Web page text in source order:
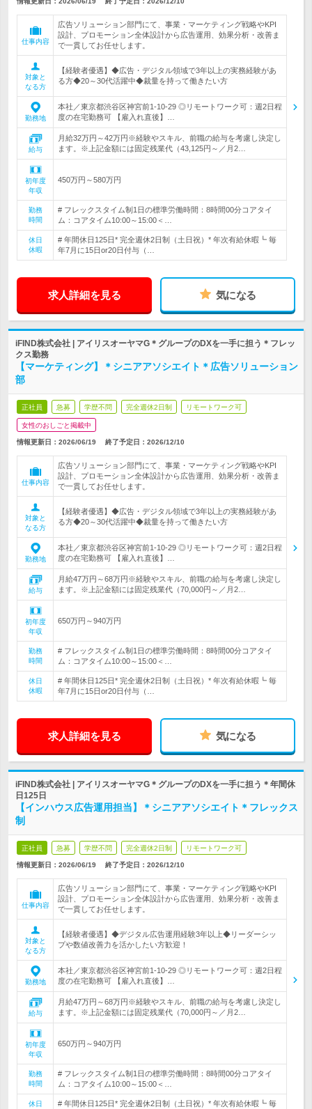
仕事内容
広告ソリューション部門にて、事業・マーケティング戦略やKPI
設計、プロモーション全体設計から広告運用、効果分析・改善ま
で一貫してお任せします。
対象と
なる方
【経験者優遇】◆広告・デジタル領域で3年以上の実務経験があ
る方◆20～30代活躍中◆裁量を持って働きたい方
勤務地
本社／東京都渋谷区神宮前1-10-29 ◎リモートワーク可：週2日程
度の在宅勤務可 【雇入れ直後】…
給与
月給32万円～42万円※経験やスキル、前職の給与を考慮し決定し
ます。※上記金額には固定残業代（43,125円～／月2…
初年度
年収
450万円～580万円
勤務
時間
# フレックスタイム制1日の標準労働時間：8時間00分コアタイ
ム：コアタイム10:00～15:00＜…
休日
休暇
# 年間休日125日* 完全週休2日制（土日祝）* 年次有給休暇┗ 毎
年7月に15日or20日付与（…
求人詳細を見る 気になる
iFIND株式会社 | アイリスオーヤマG＊グループのDXを一手に担う＊フレッ
クス勤務
【マーケティング】＊シニアアソシエイト＊広告ソリューション
部
正社員 急募 学歴不問 完全週休2日制 リモートワーク可
女性のおしごと掲載中
情報更新日：2026/06/19 終了予定日： 2026/12/10
仕事内容
広告ソリューション部門にて、事業・マーケティング戦略やKPI
設計、プロモーション全体設計から広告運用、効果分析・改善ま
で一貫してお任せします。
対象と
なる方
【経験者優遇】◆広告・デジタル領域で3年以上の実務経験があ
る方◆20～30代活躍中◆裁量を持って働きたい方
勤務地
本社／東京都渋谷区神宮前1-10-29 ◎リモートワーク可：週2日程
度の在宅勤務可 【雇入れ直後】…
給与
月給47万円～68万円※経験やスキル、前職の給与を考慮し決定し
ます。※上記金額には固定残業代（70,000円～／月2…
初年度
年収
650万円～940万円
勤務
時間
# フレックスタイム制1日の標準労働時間：8時間00分コアタイ
ム：コアタイム10:00～15:00＜…
休日
休暇
# 年間休日125日* 完全週休2日制（土日祝）* 年次有給休暇┗ 毎
年7月に15日or20日付与（…
求人詳細を見る 気になる
iFIND株式会社 | アイリスオーヤマG＊グループのDXを一手に担う＊年間休
日125日
【インハウス広告運用担当】＊シニアアソシエイト＊フレックス
制
正社員 急募 学歴不問 完全週休2日制 リモートワーク可
情報更新日：2026/06/19 終了予定日： 2026/12/10
仕事内容
広告ソリューション部門にて、事業・マーケティング戦略やKPI
設計、プロモーション全体設計から広告運用、効果分析・改善ま
で一貫してお任せします。
対象と
なる方
【経験者優遇】◆デジタル広告運用経験3年以上◆リーダーシッ
プや数値改善力を活かしたい方歓迎！
勤務地
本社／東京都渋谷区神宮前1-10-29 ◎リモートワーク可：週2日程
度の在宅勤務可 【雇入れ直後】…
給与
月給47万円～68万円※経験やスキル、前職の給与を考慮し決定し
ます。※上記金額には固定残業代（70,000円～／月2…
初年度
年収
650万円～940万円
勤務
時間
# フレックスタイム制1日の標準労働時間：8時間00分コアタイ
ム：コアタイム10:00～15:00＜…
休日
# 年間休日125日* 完全週休2日制（土日祝）* 年次有給休暇┗ 毎